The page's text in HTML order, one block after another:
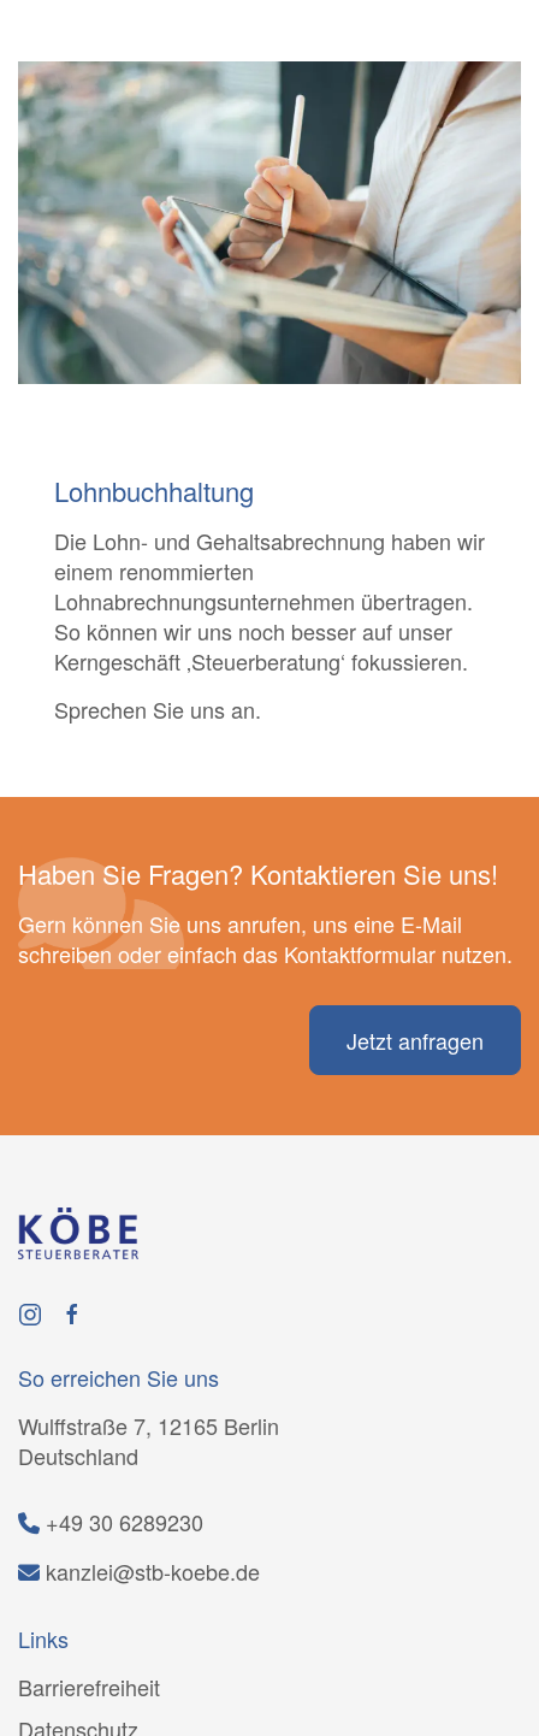
Lohnbuchhaltung
Die Lohn- und Gehaltsabrechnung haben wir
einem renommierten
Lohnabrechnungsunternehmen übertragen.
So können wir uns noch besser auf unser
Kerngeschäft ‚Steuerberatung‘ fokussieren.
Sprechen Sie uns an.
Haben Sie Fragen? Kontaktieren Sie uns!
Gern können Sie uns anrufen, uns eine E-Mail
schreiben oder einfach das Kontaktformular nutzen.
Jetzt anfragen
So erreichen Sie uns
Wulffstraße 7, 12165 Berlin
Deutschland
+49 30 6289230
kanzlei@stb-koebe.de
Links
Barrierefreiheit
Datenschutz